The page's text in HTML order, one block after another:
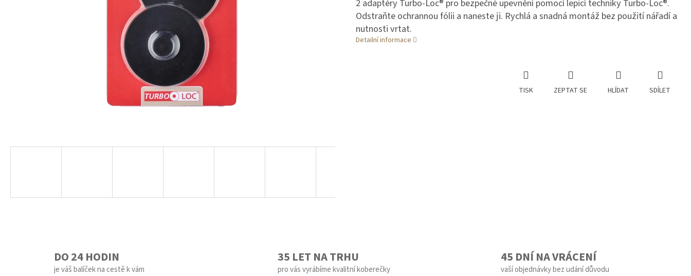
2 adaptéry Turbo-Loc® pro bezpečné upevnění pomocí lepicí techniky Turbo-Loc®.
Odstraňte ochrannou fólii a naneste ji. Rychlá a snadná montáž bez použití nářadí a
nutnosti vrtat.
Detailní informace
TISK ZEPTAT SE HLÍDAT SDÍLET
DO 24 HODIN
je váš balíček na cestě k vám
35 LET NA TRHU
pro vás vyrábíme kvalitní koberečky
45 DNÍ NA VRÁCENÍ
vaší objednávky bez udání důvodu